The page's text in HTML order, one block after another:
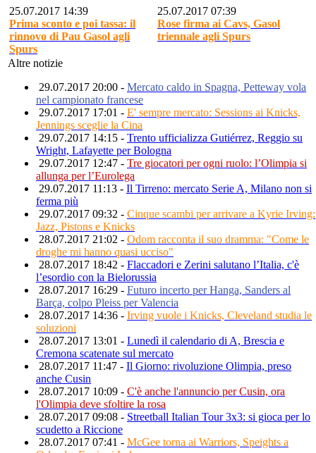
25.07.2017 14:39
Prima sconto e poi tassa: il
rinnovo di Pau Gasol agli
Spurs
25.07.2017 07:39
Rose firma ai Cavs, Gasol
triennale agli Spurs
Altre notizie
29.07.2017 20:00 - Mercato caldo in Spagna, Petteway vola
nel campionato francese
29.07.2017 17:01 - E' sempre mercato: Sessions ai Knicks,
Jennings sceglie la Cina
29.07.2017 14:15 - Trento ufficializza Gutiérrez, Reggio su
Wright, Lafayette per Bologna
29.07.2017 12:47 - Tre giocatori per ogni ruolo: l’Olimpia si
allunga per l’Eurolega
29.07.2017 11:13 - Il Tirreno: mercato Serie A, Milano non si
ferma più
29.07.2017 09:32 - Cinque scambi per arrivare a Kyrie Irving:
Jazz, Pistons e Knicks
28.07.2017 21:02 - Odom racconta il suo dramma: "Come le
droghe mi hanno quasi ucciso"
28.07.2017 18:42 - Flaccadori e Zerini salutano l’Italia, c'è
l’esordio con la Bielorussia
28.07.2017 16:29 - Futuro incerto per Hanga, Sanders al
Barça, colpo Pleiss per Valencia
28.07.2017 14:36 - Irving vuole i Knicks, Cleveland studia le
soluzioni
28.07.2017 13:01 - Lunedì il calendario di A, Brescia e
Cremona scatenate sul mercato
28.07.2017 11:47 - Il Giorno: rivoluzione Olimpia, preso
anche Cusin
28.07.2017 10:09 - C'è anche l'annuncio per Cusin, ora
l'Olimpia deve sfoltire la rosa
28.07.2017 09:08 - Streetball Italian Tour 3x3: si gioca per lo
scudetto a Riccione
28.07.2017 07:41 - McGee torna ai Warriors, Speights a